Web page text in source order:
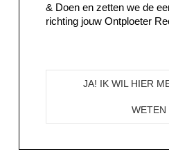
& Doen en zetten we de
richting jouw Ontploeter
JA! IK WIL HIER
WETEN